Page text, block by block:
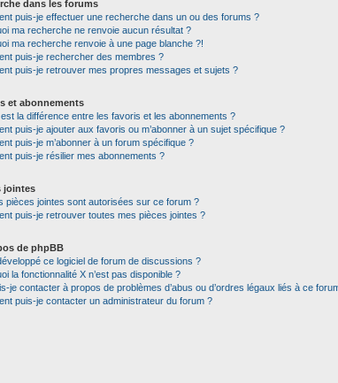
dans les forums
puis-je effectuer une recherche dans un ou des forums ?
ma recherche ne renvoie aucun résultat ?
ma recherche renvoie à une page blanche ?!
puis-je rechercher des membres ?
puis-je retrouver mes propres messages et sujets ?
et abonnements
la différence entre les favoris et les abonnements ?
puis-je ajouter aux favoris ou m’abonner à un sujet spécifique ?
puis-je m’abonner à un forum spécifique ?
puis-je résilier mes abonnements ?
jointes
pièces jointes sont autorisées sur ce forum ?
puis-je retrouver toutes mes pièces jointes ?
de phpBB
ce logiciel de forum de discussions ?
la fonctionnalité X n’est pas disponible ?
je contacter à propos de problèmes d’abus ou d’ordres légaux liés à ce
puis-je contacter un administrateur du forum ?